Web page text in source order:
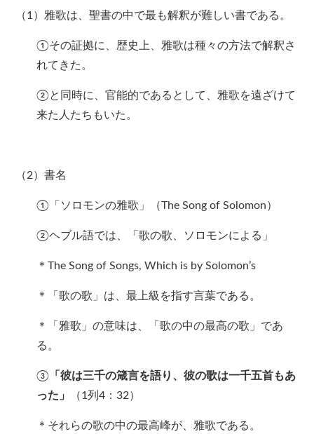
（1）雅歌は、聖書の中で最も解釈が難しい書である。
①その証拠に、歴史上、雅歌は種々の方法で解釈さ
れてきた。
②と同時に、官能的であるとして、雅歌を遠ざけて
来た人たちもいた。
（2）書名
①「ソロモンの雅歌」（The Song of Solomon）
②ヘブル語では、「歌の歌、ソロモンによる」
＊The Song of Songs, Which is by Solomon’s
＊「歌の歌」は、最上級を指す言葉である。
＊「雅歌」の意味は、「歌の中の最高の歌」であ
る。
③ 「彼は三千の箴言を語り、彼の歌は一千五首もあ
った」
（1列4：32）
＊それらの歌の中の最高峰が、雅歌である。